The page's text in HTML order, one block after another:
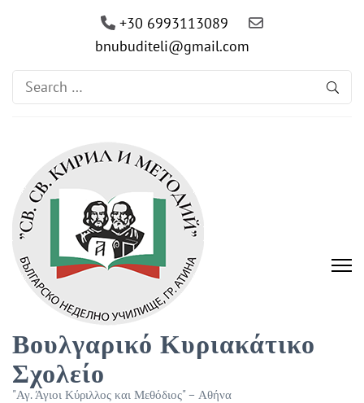
+30 6993113089
bnubuditeli@gmail.com
Search
for:
Βουλγαρικό Κυριακάτικο
Σχολείο
"Αγ. Άγιοι Κύριλλος και Μεθόδιος" – Αθήνα